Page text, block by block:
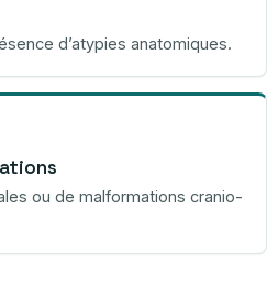
d’atypies anatomiques.
ou de malformations cranio-